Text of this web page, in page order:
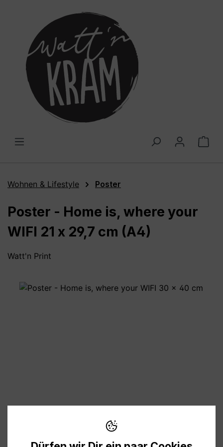
Wohnen & Lifestyle Poster
Poster - Home is, where your
WIFI 21 x 29,7 cm (A4)
Watt'n Print
Bildergalerie überspringen
Preise inkl. MwSt. zzgl. Versandkosten